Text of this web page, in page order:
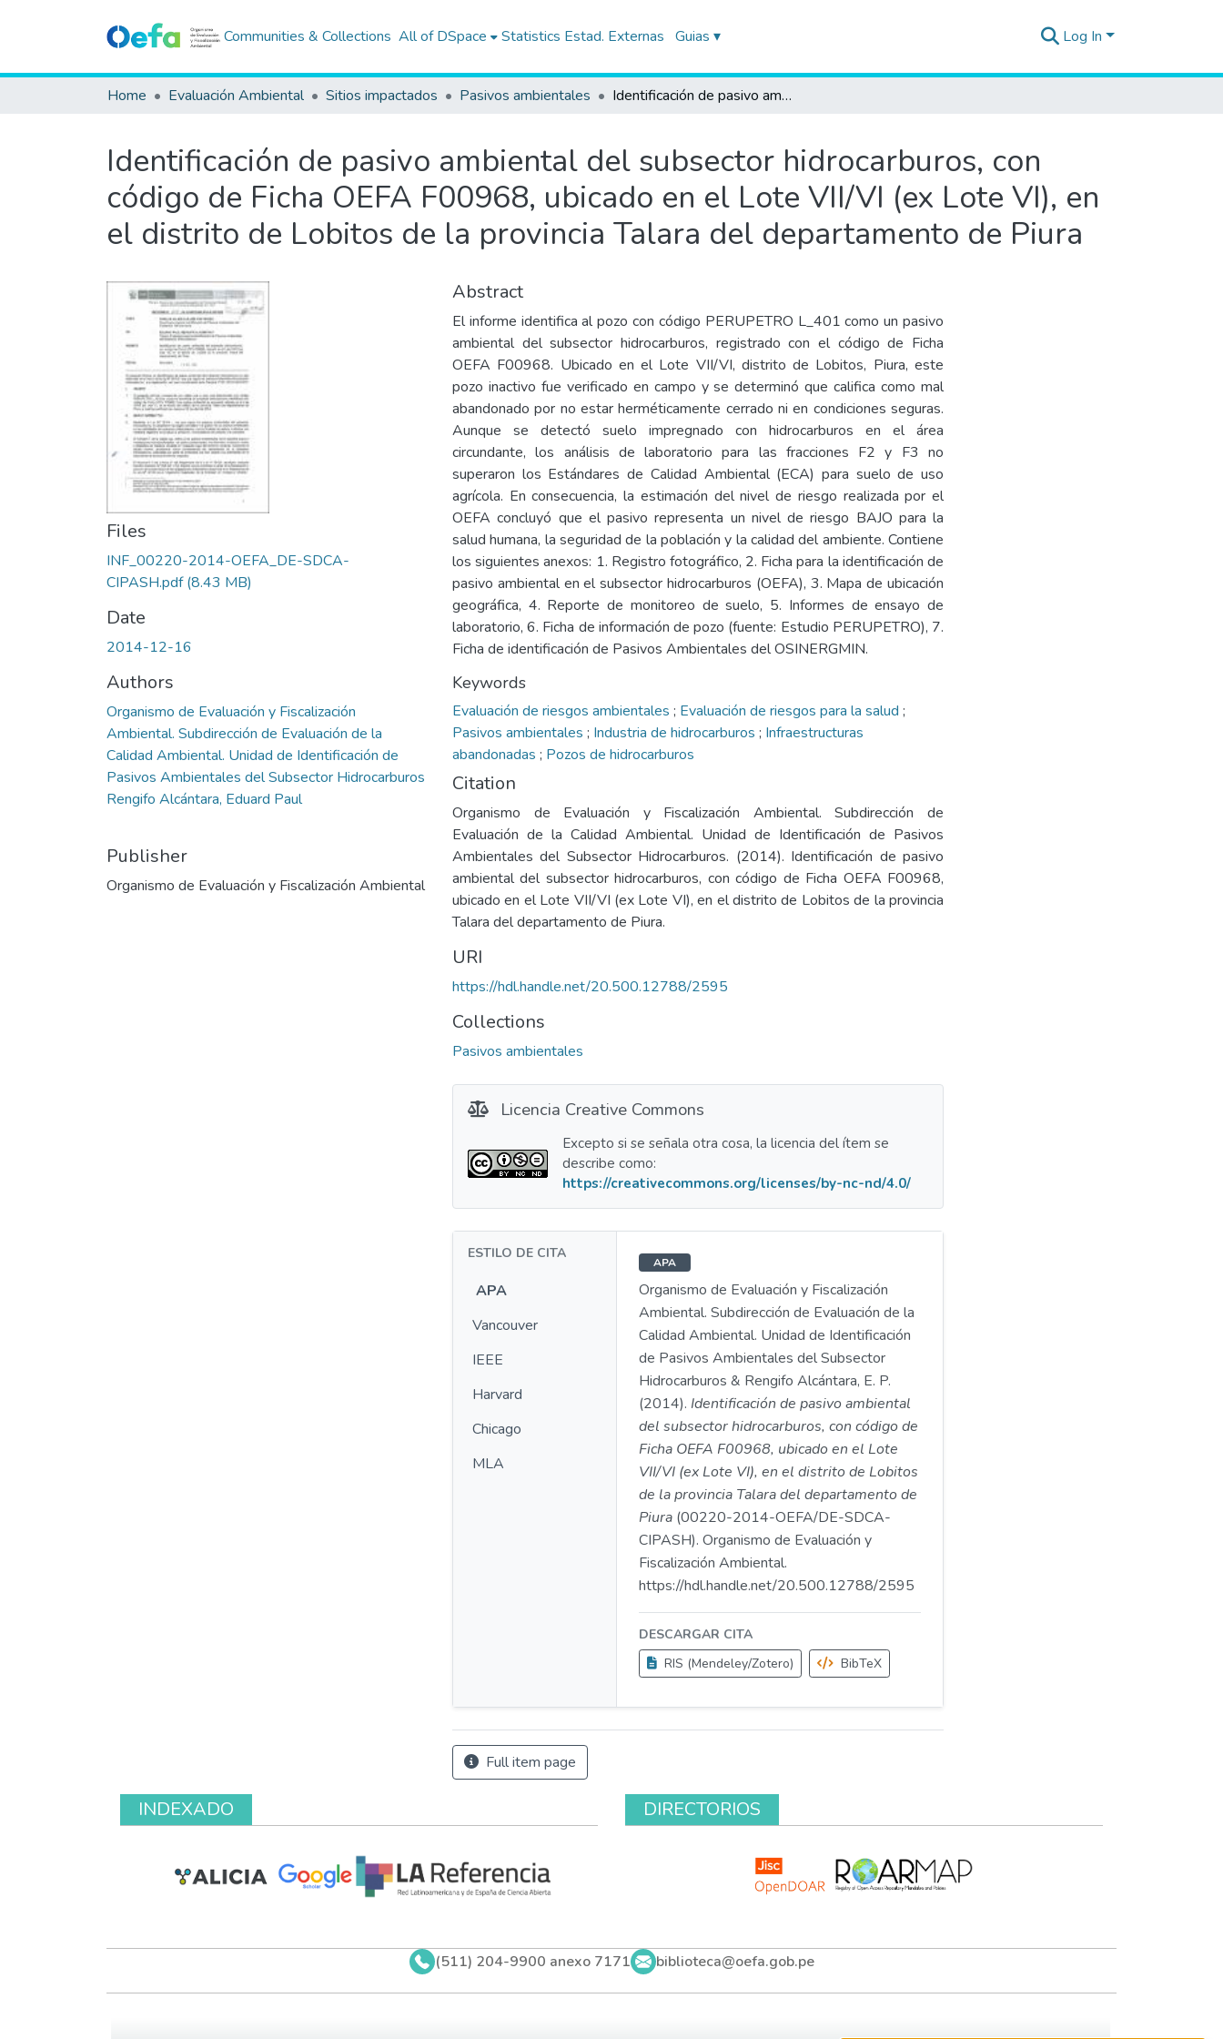
Communities & Collections All of DSpace Statistics Estad. Externas Guias ▾ Log In
Home Evaluación Ambiental Sitios impactados Pasivos ambientales Identificación de pasivo ambiental del subsector hidrocarburos, con código de Ficha OEFA F00968, ubicado en el Lote VII/VI (ex Lote VI), en el distrito de Lobitos de la provincia Talara del departamento de Piura
Identificación de pasivo ambiental del subsector hidrocarburos, con
código de Ficha OEFA F00968, ubicado en el Lote VII/VI (ex Lote VI), en
el distrito de Lobitos de la provincia Talara del departamento de Piura
Files
INF_00220-2014-OEFA_DE-SDCA-
CIPASH.pdf(8.43 MB)
Date
2014-12-16
Authors
Organismo de Evaluación y Fiscalización
Ambiental. Subdirección de Evaluación de la
Calidad Ambiental. Unidad de Identificación de
Pasivos Ambientales del Subsector Hidrocarburos
Rengifo Alcántara, Eduard Paul
Publisher
Organismo de Evaluación y Fiscalización Ambiental
Abstract
El informe identifica al pozo con código PERUPETRO L_401 como un pasivo
ambiental del subsector hidrocarburos, registrado con el código de Ficha
OEFA F00968. Ubicado en el Lote VII/VI, distrito de Lobitos, Piura, este
pozo inactivo fue verificado en campo y se determinó que califica como mal
abandonado por no estar herméticamente cerrado ni en condiciones seguras.
Aunque se detectó suelo impregnado con hidrocarburos en el área
circundante, los análisis de laboratorio para las fracciones F2 y F3 no
superaron los Estándares de Calidad Ambiental (ECA) para suelo de uso
agrícola. En consecuencia, la estimación del nivel de riesgo realizada por el
OEFA concluyó que el pasivo representa un nivel de riesgo BAJO para la
salud humana, la seguridad de la población y la calidad del ambiente. Contiene
los siguientes anexos: 1. Registro fotográfico, 2. Ficha para la identificación de
pasivo ambiental en el subsector hidrocarburos (OEFA), 3. Mapa de ubicación
geográfica, 4. Reporte de monitoreo de suelo, 5. Informes de ensayo de
laboratorio, 6. Ficha de información de pozo (fuente: Estudio PERUPETRO), 7.
Ficha de identificación de Pasivos Ambientales del OSINERGMIN.
Keywords
Evaluación de riesgos ambientales ; Evaluación de riesgos para la salud ;
Pasivos ambientales ; Industria de hidrocarburos ; Infraestructuras
abandonadas ; Pozos de hidrocarburos
Citation
Organismo de Evaluación y Fiscalización Ambiental. Subdirección de
Evaluación de la Calidad Ambiental. Unidad de Identificación de Pasivos
Ambientales del Subsector Hidrocarburos. (2014). Identificación de pasivo
ambiental del subsector hidrocarburos, con código de Ficha OEFA F00968,
ubicado en el Lote VII/VI (ex Lote VI), en el distrito de Lobitos de la provincia
Talara del departamento de Piura.
URI
https://hdl.handle.net/20.500.12788/2595
Collections
Pasivos ambientales
Licencia Creative Commons
Excepto si se señala otra cosa, la licencia del ítem se
describe como:
https://creativecommons.org/licenses/by-nc-nd/4.0/
ESTILO DE CITA
APA
Vancouver
IEEE
Harvard
Chicago
MLA
APA
Organismo de Evaluación y Fiscalización
Ambiental. Subdirección de Evaluación de la
Calidad Ambiental. Unidad de Identificación
de Pasivos Ambientales del Subsector
Hidrocarburos & Rengifo Alcántara, E. P.
(2014). Identificación de pasivo ambiental
del subsector hidrocarburos, con código de
Ficha OEFA F00968, ubicado en el Lote
VII/VI (ex Lote VI), en el distrito de Lobitos
de la provincia Talara del departamento de
Piura (00220-2014-OEFA/DE-SDCA-
CIPASH). Organismo de Evaluación y
Fiscalización Ambiental.
https://hdl.handle.net/20.500.12788/2595
DESCARGAR CITA
RIS (Mendeley/Zotero)
BibTeX
Full item page
INDEXADO DIRECTORIOS
(511) 204-9900 anexo 7171 biblioteca@oefa.gob.pe